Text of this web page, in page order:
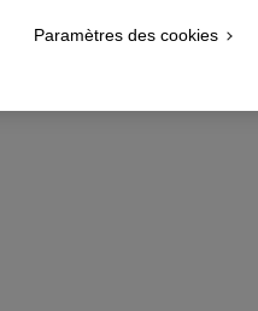
Paramètres des cookies